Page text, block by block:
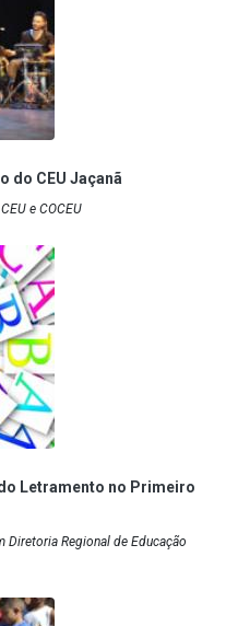
do CEU Jaçanã
e COCEU
Letramento no Primeiro
Regional de Educação